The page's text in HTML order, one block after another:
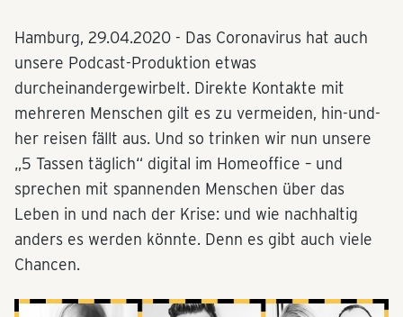
Hamburg, 29.04.2020 - Das Coronavirus hat auch
unsere Podcast-Produktion etwas
durcheinandergewirbelt. Direkte Kontakte mit
mehreren Menschen gilt es zu vermeiden, hin-und-
her reisen fällt aus. Und so trinken wir nun unsere
„5 Tassen täglich“ digital im Homeoffice – und
sprechen mit spannenden Menschen über das
Leben in und nach der Krise: und wie nachhaltig
anders es werden könnte. Denn es gibt auch viele
Chancen.